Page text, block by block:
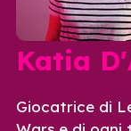
Katia
Giocatrice di